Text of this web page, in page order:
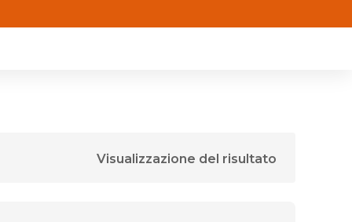
Visualizzazione del risultato